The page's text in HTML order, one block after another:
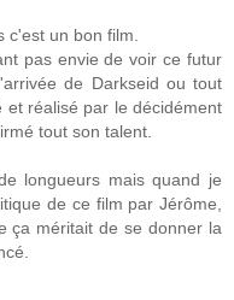
c'est un bon film.
pas envie de voir ce futur
de Darkseid ou tout
et réalisé par le décidément
tout son talent.
longueurs mais quand je
de ce film par Jérôme,
ça méritait de se donner la